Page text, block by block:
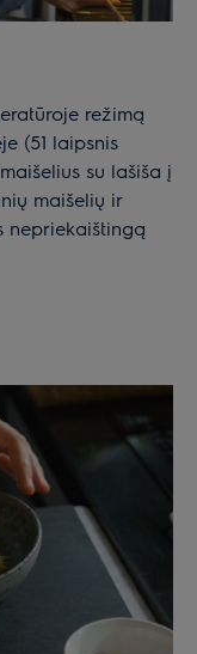
(51 laipsnis
su lašiša į
maišelių ir
nepriekaištingą